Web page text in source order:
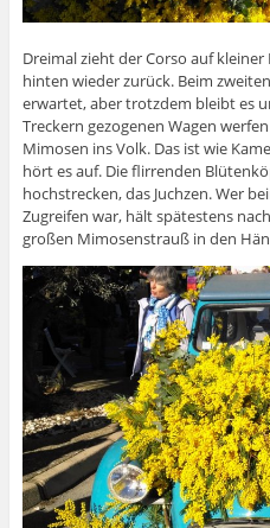
Dreimal zieht der Corso auf
hinten wieder zurück. Beim
erwartet, aber trotzdem bleibt es
Treckern gezogenen Wagen
Mimosen ins Volk. Das ist wie
hört es auf. Die flirrenden
hochstrecken, das Juchzen. Wer
Zugreifen war, hält spätestens
großen Mimosenstrauß in den